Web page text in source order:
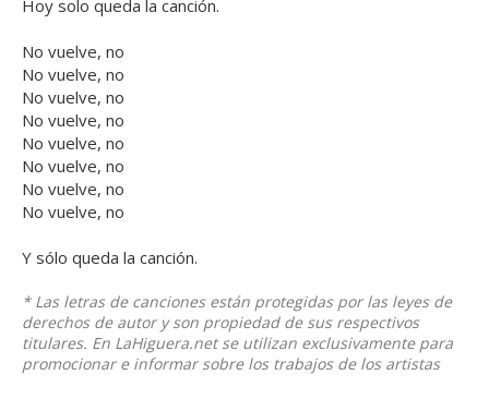
Hoy solo queda la canción.
No vuelve, no
No vuelve, no
No vuelve, no
No vuelve, no
No vuelve, no
No vuelve, no
No vuelve, no
No vuelve, no
Y sólo queda la canción.
* Las letras de canciones están protegidas por las leyes de
derechos de autor y son propiedad de sus respectivos
titulares. En LaHiguera.net se utilizan exclusivamente para
promocionar e informar sobre los trabajos de los artistas